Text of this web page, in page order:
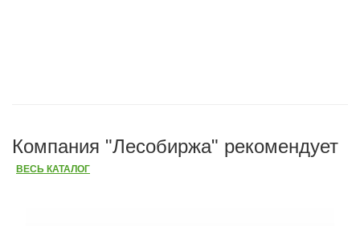
Компания "Лесобиржа" рекомендует
ВЕСЬ КАТАЛОГ